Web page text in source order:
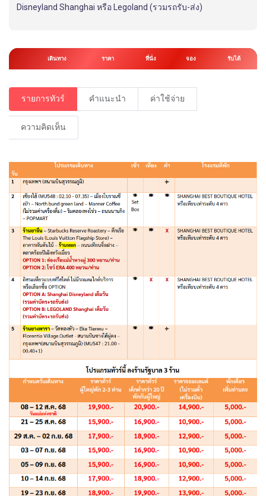
Disneyland Shanghai หรือ Legoland (รวมรถรับ-ส่ง)
เดินทาง ราคา ที่นั่ง จอง รับได้
รายการทัวร์ คำแนะนำ ค่าใช้จ่าย
ความคิดเห็น